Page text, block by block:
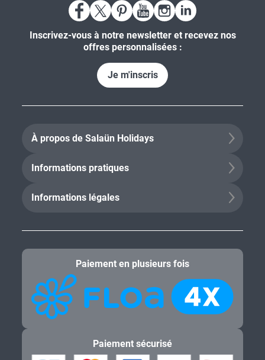
Inscrivez-vous à notre newsletter et recevez nos
offres personnalisées :
Je m'inscris
À propos de Salaün Holidays
Informations pratiques
Informations légales
Paiement en plusieurs fois
Paiement sécurisé